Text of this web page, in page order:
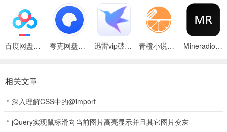
3、解锁和升级超级工具
Super Farming Bo中的所有超级工具和技能都以老式超级英雄交换卡
的形式呈现。解锁、收集并升级它们吧！
在Super Farming Bo中探索丰富多彩的季节，包括春季、冬季、火山
季节、放射性季节、水下季节（即将推出）和时光季节（即将推
出）。
5、收集待命助手
百度网盘绿色免安装Pc电脑版 夸克网盘官方正式版 迅雷vip破解版永久会员2024版 青橙小说App Mineradio手机版
相关文章
深入理解CSS中的@import
jQuery实现鼠标滑向当前图片高亮显示并且其它图片变灰